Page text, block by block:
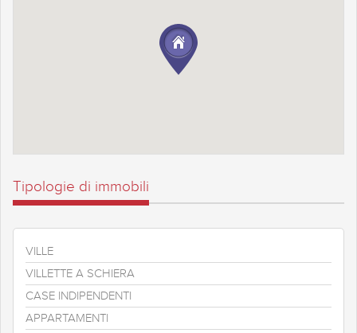
Tipologie di immobili
VILLE
VILLETTE A SCHIERA
CASE INDIPENDENTI
APPARTAMENTI